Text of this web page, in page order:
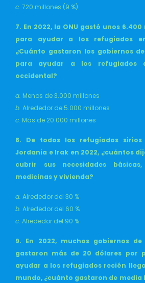
c. 720 millones (9 %)
7. En 2022, la ONU gastó unos
para ayudar a los refugiados
¿Cuánto gastaron los gobiernos
para ayudar a los refugiados
occidental?
a. Menos de 3.000 millones
b. Alrededor de 5.000 millones
c. Más de 20.000 millones
8. De todos los refugiados sirios
Jordania e Irak en 2022, ¿cuántos
cubrir sus necesidades
medicinas y vivienda?
a. Alrededor del 30 %
b. Alrededor del 60 %
c. Alrededor del 90 %
9. En 2022, muchos gobiernos
gastaron más de 20 dólares por
ayudar a los refugiados recién
mundo, ¿cuánto gastaron de media